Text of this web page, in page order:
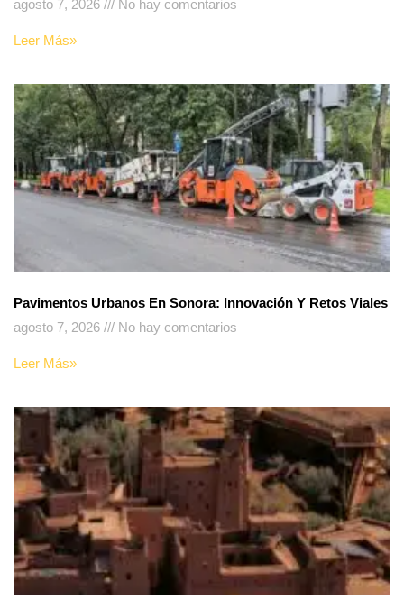
agosto 7, 2026
No hay comentarios
Leer Más»
Pavimentos Urbanos En Sonora: Innovación Y Retos Viales
agosto 7, 2026
No hay comentarios
Leer Más»